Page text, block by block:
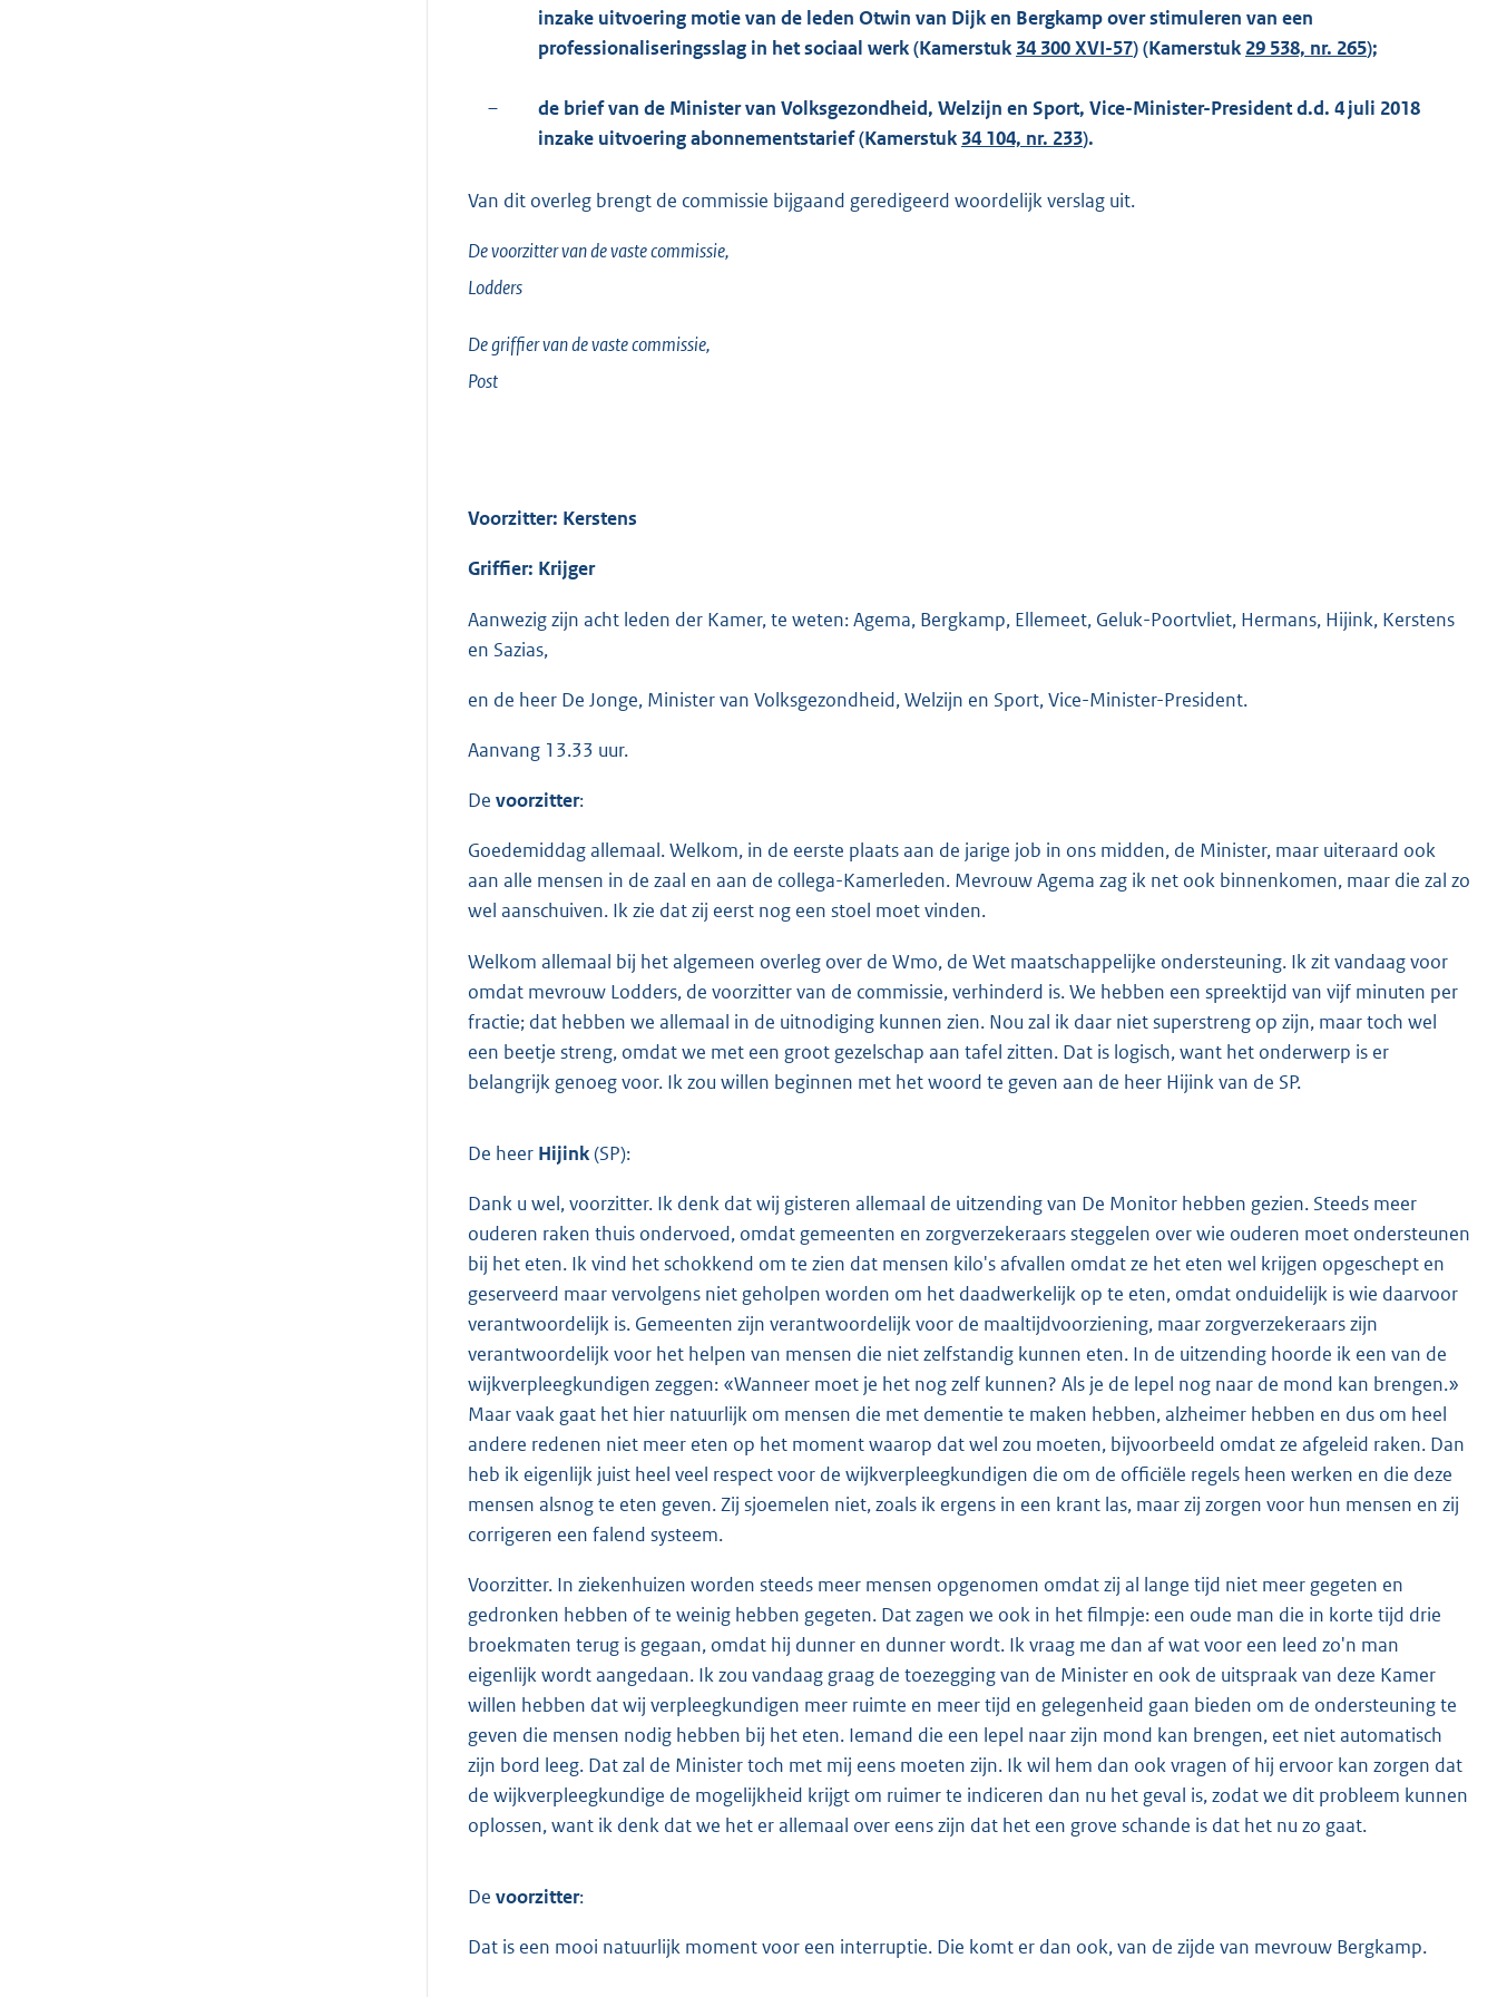
inzake uitvoering motie van de leden Otwin van Dijk en Bergkamp over stimuleren van een
professionaliseringsslag in het sociaal werk (Kamerstuk 34 300 XVI-57) (Kamerstuk 29 538, nr. 265);
–
de brief van de Minister van Volksgezondheid, Welzijn en Sport, Vice-Minister-President d.d. 4 juli 2018
inzake uitvoering abonnementstarief (Kamerstuk 34 104, nr. 233).
Van dit overleg brengt de commissie bijgaand geredigeerd woordelijk verslag uit.
De voorzitter van de vaste commissie,
Lodders
De griffier van de vaste commissie,
Post
Voorzitter: Kerstens
Griffier: Krijger
Aanwezig zijn acht leden der Kamer, te weten: Agema, Bergkamp, Ellemeet, Geluk-Poortvliet, Hermans, Hijink, Kerstens
en Sazias,
en de heer De Jonge, Minister van Volksgezondheid, Welzijn en Sport, Vice-Minister-President.
Aanvang 13.33 uur.
De voorzitter:
Goedemiddag allemaal. Welkom, in de eerste plaats aan de jarige job in ons midden, de Minister, maar uiteraard ook
aan alle mensen in de zaal en aan de collega-Kamerleden. Mevrouw Agema zag ik net ook binnenkomen, maar die zal zo
wel aanschuiven. Ik zie dat zij eerst nog een stoel moet vinden.
Welkom allemaal bij het algemeen overleg over de Wmo, de Wet maatschappelijke ondersteuning. Ik zit vandaag voor
omdat mevrouw Lodders, de voorzitter van de commissie, verhinderd is. We hebben een spreektijd van vijf minuten per
fractie; dat hebben we allemaal in de uitnodiging kunnen zien. Nou zal ik daar niet superstreng op zijn, maar toch wel
een beetje streng, omdat we met een groot gezelschap aan tafel zitten. Dat is logisch, want het onderwerp is er
belangrijk genoeg voor. Ik zou willen beginnen met het woord te geven aan de heer Hijink van de SP.
De heer Hijink(SP):
Dank u wel, voorzitter. Ik denk dat wij gisteren allemaal de uitzending van De Monitor hebben gezien. Steeds meer
ouderen raken thuis ondervoed, omdat gemeenten en zorgverzekeraars steggelen over wie ouderen moet ondersteunen
bij het eten. Ik vind het schokkend om te zien dat mensen kilo's afvallen omdat ze het eten wel krijgen opgeschept en
geserveerd maar vervolgens niet geholpen worden om het daadwerkelijk op te eten, omdat onduidelijk is wie daarvoor
verantwoordelijk is. Gemeenten zijn verantwoordelijk voor de maaltijdvoorziening, maar zorgverzekeraars zijn
verantwoordelijk voor het helpen van mensen die niet zelfstandig kunnen eten. In de uitzending hoorde ik een van de
wijkverpleegkundigen zeggen: «Wanneer moet je het nog zelf kunnen? Als je de lepel nog naar de mond kan brengen.»
Maar vaak gaat het hier natuurlijk om mensen die met dementie te maken hebben, alzheimer hebben en dus om heel
andere redenen niet meer eten op het moment waarop dat wel zou moeten, bijvoorbeeld omdat ze afgeleid raken. Dan
heb ik eigenlijk juist heel veel respect voor de wijkverpleegkundigen die om de officiële regels heen werken en die deze
mensen alsnog te eten geven. Zij sjoemelen niet, zoals ik ergens in een krant las, maar zij zorgen voor hun mensen en zij
corrigeren een falend systeem.
Voorzitter. In ziekenhuizen worden steeds meer mensen opgenomen omdat zij al lange tijd niet meer gegeten en
gedronken hebben of te weinig hebben gegeten. Dat zagen we ook in het filmpje: een oude man die in korte tijd drie
broekmaten terug is gegaan, omdat hij dunner en dunner wordt. Ik vraag me dan af wat voor een leed zo'n man
eigenlijk wordt aangedaan. Ik zou vandaag graag de toezegging van de Minister en ook de uitspraak van deze Kamer
willen hebben dat wij verpleegkundigen meer ruimte en meer tijd en gelegenheid gaan bieden om de ondersteuning te
geven die mensen nodig hebben bij het eten. Iemand die een lepel naar zijn mond kan brengen, eet niet automatisch
zijn bord leeg. Dat zal de Minister toch met mij eens moeten zijn. Ik wil hem dan ook vragen of hij ervoor kan zorgen dat
de wijkverpleegkundige de mogelijkheid krijgt om ruimer te indiceren dan nu het geval is, zodat we dit probleem kunnen
oplossen, want ik denk dat we het er allemaal over eens zijn dat het een grove schande is dat het nu zo gaat.
De voorzitter:
Dat is een mooi natuurlijk moment voor een interruptie. Die komt er dan ook, van de zijde van mevrouw Bergkamp.